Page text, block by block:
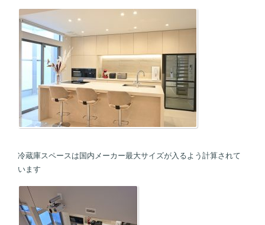
冷蔵庫スペースは国内メーカー最大サイズが入るよう計算されて
います